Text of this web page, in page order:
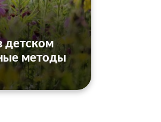
детском
методы